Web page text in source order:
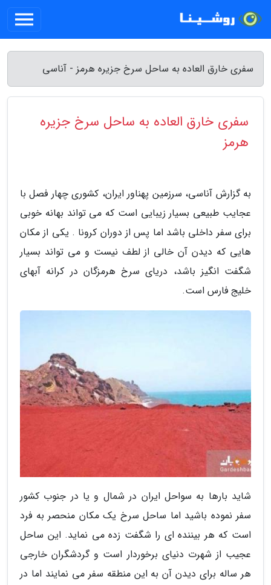
سفری خارق العاده به ساحل سرخ جزیره هرمز - آناسی
سفری خارق العاده به ساحل سرخ جزیره
هرمز
به گزارش آناسی، سرزمین پهناور ایران، کشوری چهار فصل با
عجایب طبیعی بسیار زیبایی است که می تواند بهانه خوبی
برای سفر داخلی باشد اما پس از دوران کرونا . یکی از مکان
هایی که دیدن آن خالی از لطف نیست و می تواند بسیار
شگفت انگیز باشد، دریای سرخ هرمزگان در کرانه آبهای
خلیج فارس است.
شاید بارها به سواحل ایران در شمال و یا در جنوب کشور
سفر نموده باشید اما ساحل سرخ یک مکان منحصر به فرد
است که هر بیننده ای را شگفت زده می نماید. این ساحل
عجیب از شهرت دنیای برخوردار است و گردشگران خارجی
هر ساله برای دیدن آن به این منطقه سفر می نمایند اما در